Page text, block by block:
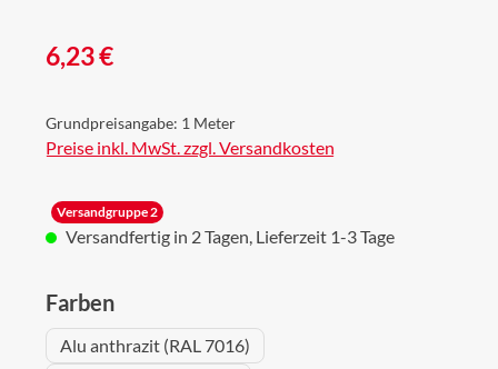
Regulärer Preis:
6,23 €
Grundpreisangabe: 1 Meter
Preise inkl. MwSt. zzgl. Versandkosten
Versandgruppe 2
Versandfertig in 2 Tagen, Lieferzeit 1-3 Tage
Farbenauswählen
Alu anthrazit (RAL 7016)